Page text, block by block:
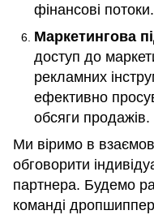
фінансові потоки.
Маркетингова
доступ до
рекламних
ефективно
обсяги продажів.
Ми віримо в
обговорити
партнера. Будемо
команді